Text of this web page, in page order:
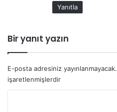
Yanıtla
Bir yanıt yazın
E-posta adresiniz yayınlanmayacak.
işaretlenmişlerdir